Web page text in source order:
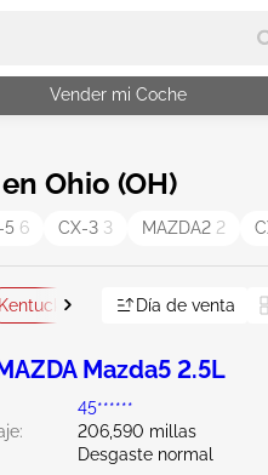
Vender mi Coche
Ohio (OH)
5 6 CX-3 3 MAZDA2 2
Kentucky Michigan
Día de venta
Mazda5 2.5L
45******
206,590 millas
Desgaste normal